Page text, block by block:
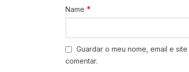
Name *
Guardar o meu nome, email e
comentar.